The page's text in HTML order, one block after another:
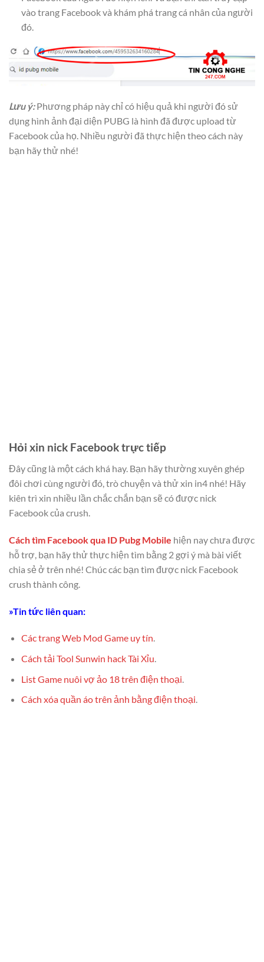
vào trang Facebook và khám phá trang cá nhân của người
đó.
Lưu ý:Phương pháp này chỉ có hiệu quả khi người đó sử
dụng hình ảnh đại diện PUBG là hình đã được upload từ
Facebook của họ. Nhiều người đã thực hiện theo cách này
bạn hãy thử nhé!
Hỏi xin nick Facebook trực tiếp
Đây cũng là một cách khá hay. Bạn hãy thường xuyên ghép
đôi chơi cùng người đó, trò chuyện và thử xin in4 nhé! Hãy
kiên trì xin nhiều lần chắc chắn bạn sẽ có được nick
Facebook của crush.
Cách tìm Facebook qua ID Pubg Mobile hiện nay chưa được
hỗ trợ, bạn hãy thử thực hiện tìm bằng 2 gợi ý mà bài viết
chia sẻ ở trên nhé! Chúc các bạn tìm được nick Facebook
crush thành công.
»Tin tức liên quan:
Các trang Web Mod Game uy tín.
Cách tải Tool Sunwin hack Tài Xỉu.
List Game nuôi vợ ảo 18 trên điện thoại
Cách xóa quần áo trên ảnh bằng điện thoại.